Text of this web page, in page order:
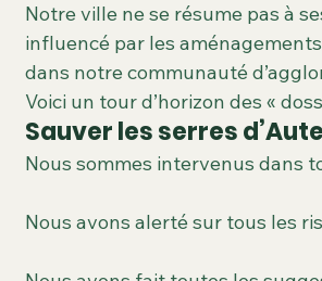
Garros Plan local d'urbanisme
d'espaces verts dates des matchs &
Ile Seguin
Notre ville ne se résume pas à
influencé par les
dans notre communauté
Voici un tour d’horizon des «
Sauver les serres
Nous sommes intervenus dans
Nous avons alerté sur tous les